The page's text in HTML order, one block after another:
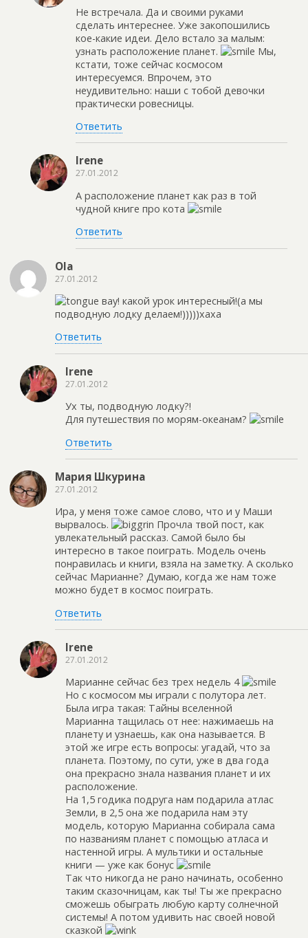
Не встречала. Да и своими руками
сделать интереснее. Уже закопошились
кое-какие идеи. Дело встало за малым:
узнать расположение планет.
Мы,
кстати, тоже сейчас космосом
интересуемся. Впрочем, это
неудивительно: наши с тобой девочки
практически ровесницы.
Ответить
Irene
27.01.2012
А расположение планет как раз в той
чудной книге про кота
Ответить
Ola
27.01.2012
вау! какой урок интересный!(а мы
подводную лодку делаем!)))))хаха
Ответить
Irene
27.01.2012
Ух ты, подводную лодку?!
Для путешествия по морям-океанам?
Ответить
Мария Шкурина
27.01.2012
Ира, у меня тоже самое слово, что и у Маши
вырвалось.
Прочла твой пост, как
увлекательный рассказ. Самой было бы
интересно в такое поиграть. Модель очень
понравилась и книги, взяла на заметку. А сколько
сейчас Марианне? Думаю, когда же нам тоже
можно будет в космос поиграть.
Ответить
Irene
27.01.2012
Марианне сейчас без трех недель 4
Но с космосом мы играли с полутора лет.
Была игра такая: Тайны вселенной
Марианна тащилась от нее: нажимаешь на
планету и узнаешь, как она называется. В
этой же игре есть вопросы: угадай, что за
планета. Поэтому, по сути, уже в два года
она прекрасно знала названия планет и их
расположение.
На 1,5 годика подруга нам подарила атлас
Земли, в 2,5 она же подарила нам эту
модель, которую Марианна собирала сама
по названиям планет с помощью атласа и
настенной игры. А мультики и остальные
книги — уже как бонус
Так что никогда не рано начинать, особенно
таким сказочницам, как ты! Ты же прекрасно
сможешь обыграть любую карту солнечной
системы! А потом удивить нас своей новой
сказкой